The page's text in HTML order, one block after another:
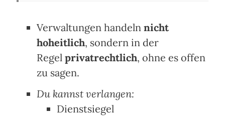
Verwaltungen handelnnicht
hoheitlich, sondern in der
Regelprivatrechtlich, ohne es offen
zu sagen.
Du kannst verlangen:
Dienstsiegel